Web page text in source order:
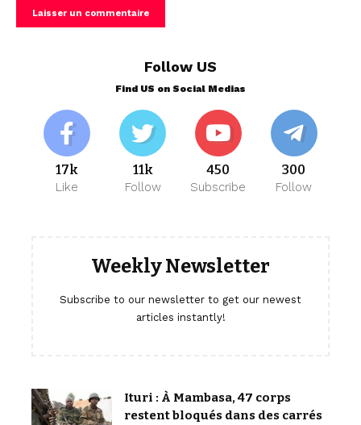
Follow US
Find US on Social Medias
17k
Like
11k
Follow
450
Subscribe
300
Follow
Weekly Newsletter
Subscribe to our newsletter to get our newest
articles instantly!
Ituri : À Mambasa, 47 corps
restent bloqués dans des carrés